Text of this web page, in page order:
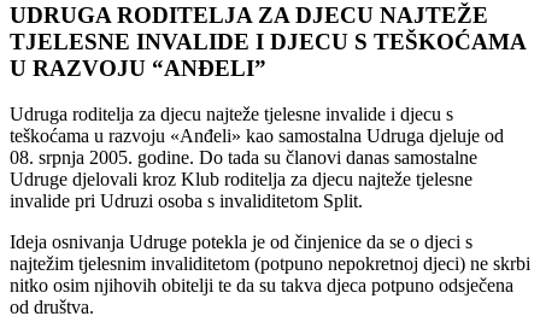
UDRUGA RODITELJA ZA DJECU NAJTEŽE
TJELESNE INVALIDE I DJECU S TEŠKOĆAMA
U RAZVOJU “ANĐELI”
Udruga roditelja za djecu najteže tjelesne invalide i djecu s
teškoćama u razvoju «Anđeli» kao samostalna Udruga djeluje od
08. srpnja 2005. godine. Do tada su članovi danas samostalne
Udruge djelovali kroz Klub roditelja za djecu najteže tjelesne
invalide pri Udruzi osoba s invaliditetom Split.
Ideja osnivanja Udruge potekla je od činjenice da se o djeci s
najtežim tjelesnim invaliditetom (potpuno nepokretnoj djeci) ne skrbi
nitko osim njihovih obitelji te da su takva djeca potpuno odsječena
od društva.